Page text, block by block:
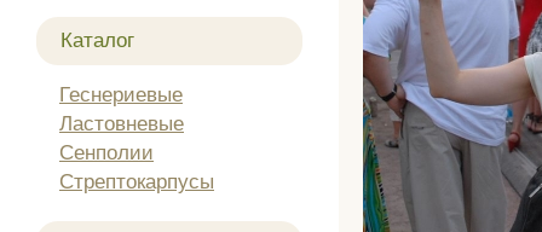
Каталог
Геснериевые
Ластовневые
Сенполии
Стрептокарпусы